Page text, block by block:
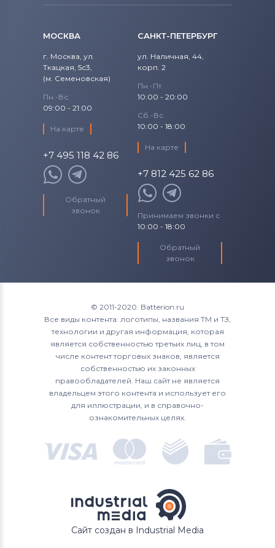
МОСКВА
г. Москва, ул.
Ткацкая, 5с3,
(м. Семеновская)
Пн.-Вс.
09:00 - 21:00
На карте
+7 495 118 42 86
Обратный
звонок
САНКТ-ПЕТЕРБУРГ
ул. Наличная, 44,
корп. 2
Пн.-Пт.
10:00 - 20:00
Сб.-Вс.
10:00 - 18:00
На карте
+7 812 425 62 86
Принимаем звонки с
10:00 - 18:00
Обратный
звонок
© 2011-2020. Batterion.ru
Все виды контента: логотипы, названия ТМ и ТЗ,
технологии и другая информация, которая
является собственностью третьих лиц, в том
числе контент торговых знаков, является
собственностью их законных
правообладателей. Наш сайт не является
владельцем этого контента и использует его
для иллюстрации, и в справочно-
ознакомительных целях.
Сайт создан в Industrial Media